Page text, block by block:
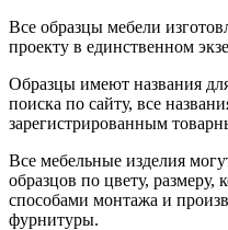
Все образцы мебели
проекту в единственном
Образцы имеют названия
поиска по сайту, все
зарегистрированным
Все мебельные изделия
образцов по цвету,
способами монтажа и
фурнитуры.